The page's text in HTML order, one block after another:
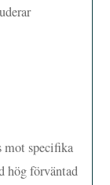
mot specifika
hög förväntad